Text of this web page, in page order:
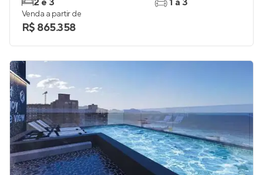
2 e 3
1 a 3
Venda a partir de
R$ 865.358